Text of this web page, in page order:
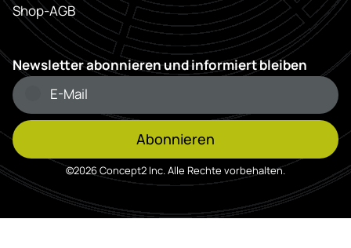
Shop-AGB
Newsletter abonnieren und informiert bleiben
Abonnieren
©2026 Concept2 Inc. Alle Rechte vorbehalten.